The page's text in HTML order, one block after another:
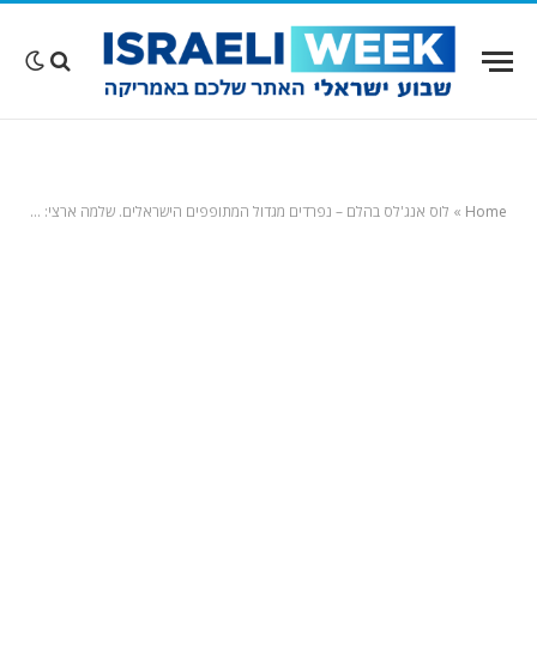
Home
» לוס אנג'לס בהלם – נפרדים מגדול המתופפים הישראלים. שלמה ארצי: "בן אדם נדיר, מוזיקאי, מתופף-על, חבר, אחינו, הלך לעולמו וכולנו בוכים עליו"